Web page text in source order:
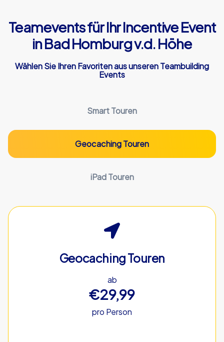
Teamevents für Ihr Incentive Event
in Bad Homburg v.d. Höhe
Wählen Sie Ihren Favoriten aus unseren Teambuilding
Events
Smart Touren
Geocaching Touren
iPad Touren
Geocaching Touren
ab
€29,99
pro Person